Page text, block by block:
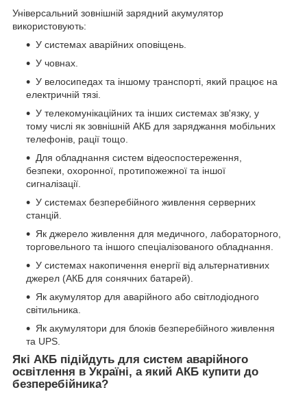
Універсальний зовнішній зарядний акумулятор
використовують:
У системах аварійних оповіщень.
У човнах.
У велосипедах та іншому транспорті, який працює на
електричній тязі.
У телекомунікаційних та інших системах зв'язку, у
тому числі як зовнішній АКБ для заряджання мобільних
телефонів, рації тощо.
Для обладнання систем відеоспостереження,
безпеки, охоронної, протипожежної та іншої
сигналізації.
У системах безперебійного живлення серверних
станцій.
Як джерело живлення для медичного, лабораторного,
торговельного та іншого спеціалізованого обладнання.
У системах накопичення енергії від альтернативних
джерел (АКБ для сонячних батарей).
Як акумулятор для аварійного або світлодіодного
світильника.
Як акумулятори для блоків безперебійного живлення
та UPS.
Які АКБ підійдуть для систем аварійного
освітлення в Україні, а який АКБ купити до
безперебійника?